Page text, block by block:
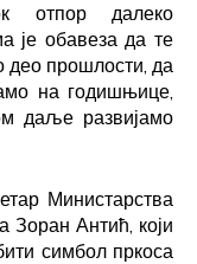
отпор далеко
је обавеза да те
део прошлости, да
на годишњице,
даље развијамо
Министарства
Зоран Антић, који
симбол пркоса